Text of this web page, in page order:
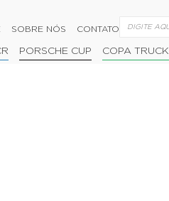
SOBRE NÓS CONTATO
PORSCHE CUP COPA TRUCK